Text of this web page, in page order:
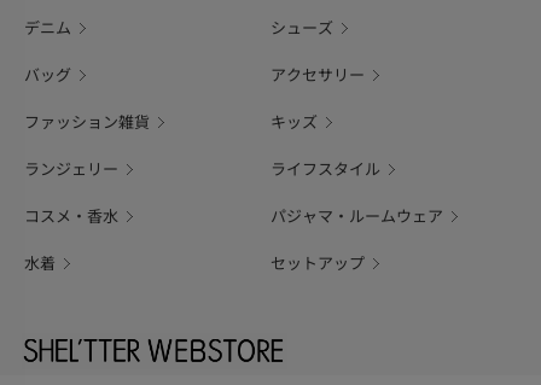
デニム シューズ
バッグ アクセサリー
ファッション雑貨 キッズ
ランジェリー ライフスタイル
コスメ・香水 パジャマ・ルームウェア
水着 セットアップ